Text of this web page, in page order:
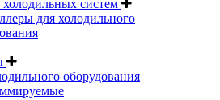
систем
для холодильного
оборудования